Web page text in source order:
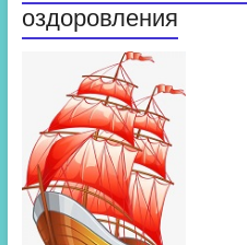
оздоровления